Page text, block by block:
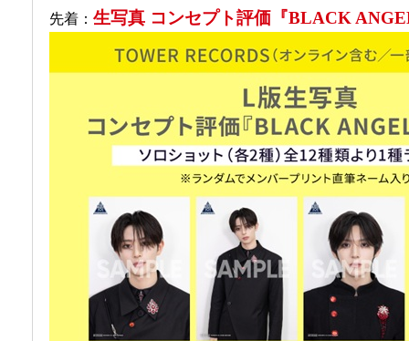
先着： 生写真 コンセプト評価『BLACK